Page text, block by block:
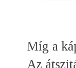
Míg a
Az